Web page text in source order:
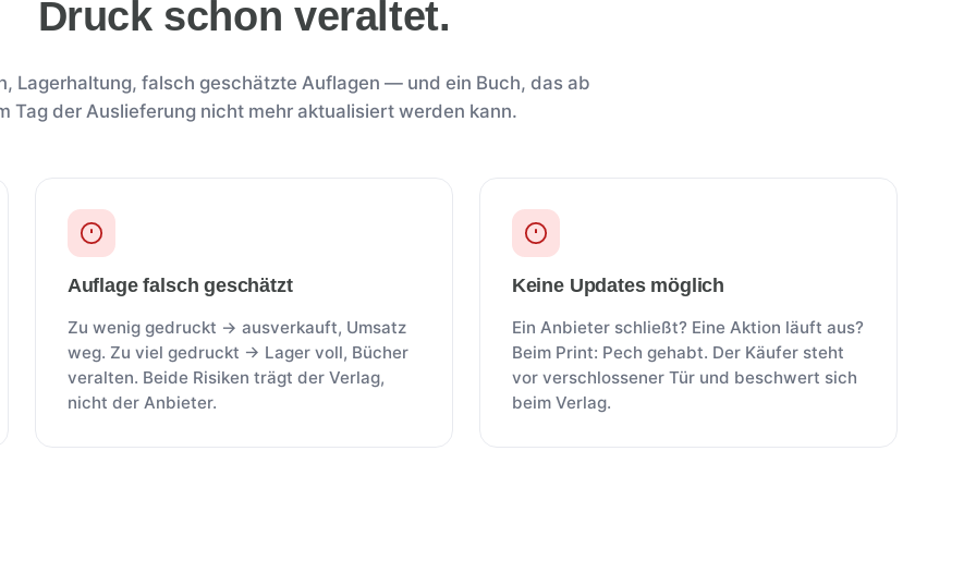
Druck schon veraltet.
Lagerhaltung, falsch geschätzte Auflagen — und ein Buch, das ab
Tag der Auslieferung nicht mehr aktualisiert werden kann.
Auflage falsch geschätzt
Zu wenig gedruckt → ausverkauft, Umsatz
weg. Zu viel gedruckt → Lager voll, Bücher
veralten. Beide Risiken trägt der Verlag,
nicht der Anbieter.
Keine Updates möglich
Ein Anbieter schließt? Eine Aktion läuft aus?
Beim Print: Pech gehabt. Der Käufer steht
vor verschlossener Tür und beschwert sich
beim Verlag.